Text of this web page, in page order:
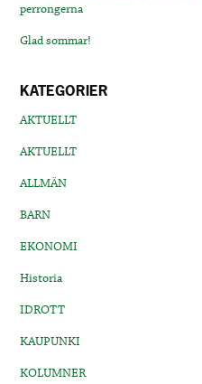
perrongerna
Glad sommar!
KATEGORIER
AKTUELLT
AKTUELLT
ALLMÄN
BARN
EKONOMI
Historia
IDROTT
KAUPUNKI
KOLUMNER